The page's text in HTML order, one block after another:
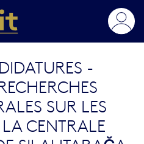
-
SUR LES
CENTRALE